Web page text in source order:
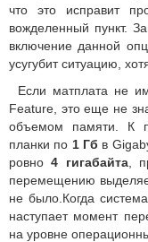
что это исправит
вожделенный пункт.
включение данной
усугубит ситуацию,
Если матплата не
Feature, это еще не
объемом памяти. К
планки по 1 Гб в
ровно4 гигабайта,
перемещению
не было.Когда
наступает момент
на уровне